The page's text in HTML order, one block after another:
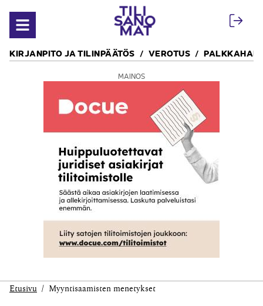
Avaa valikko
KIRJANPITO JA TILINPÄÄTÖS VEROTUS
MAINOS
Etusivu Myyntisaamisten menetykset